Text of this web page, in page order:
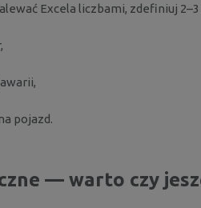
Excela liczbami, zdefiniuj
pojazd.
— warto czy